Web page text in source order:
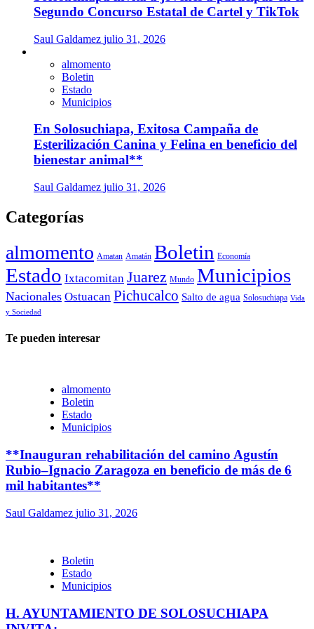
Segundo Concurso Estatal de Cartel y TikTok
Saul Galdamez julio 31, 2026
almomento
Boletin
Estado
Municipios
En Solosuchiapa, Exitosa Campaña de
Esterilización Canina y Felina en beneficio del
bienestar animal**
Saul Galdamez julio 31, 2026
Categorías
almomento Amatan Amatán Boletin Economía
Estado Ixtacomitan Juarez Mundo Municipios
Nacionales Ostuacan Pichucalco Salto de agua Solosuchiapa Vida
y Sociedad
Te pueden interesar
almomento
Boletin
Estado
Municipios
**Inauguran rehabilitación del camino Agustín
Rubio–Ignacio Zaragoza en beneficio de más de 6
mil habitantes**
Saul Galdamez julio 31, 2026
Boletin
Estado
Municipios
H. AYUNTAMIENTO DE SOLOSUCHIAPA